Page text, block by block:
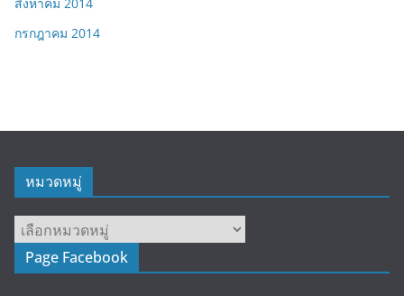
กรกฎาคม 2014
หมวดหมู่
หมวด
หมู่Page Facebook